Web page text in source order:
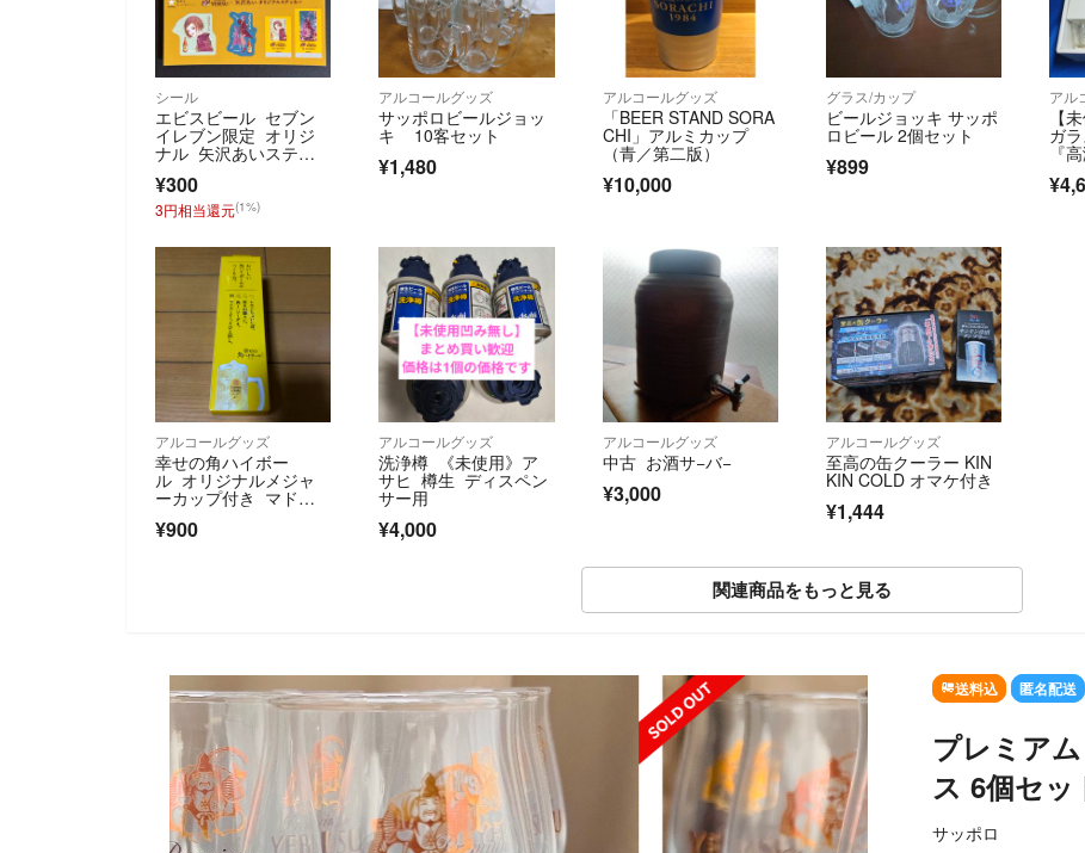
シール
エビスビール セブン
イレブン限定 オリジ
ナル 矢沢あいステッ
¥300
3円相当還元(1%)
アルコールグッズ
サッポロビールジョッ
キ 10客セット
¥1,480
アルコールグッズ
「BEER STAND SORA
CHI」アルミカップ
（青／第二版）
¥10,000
グラス/カップ
ビールジョッキ サッポ
ロビール 2個セット
¥899
アル
【
ガ
『
アルコールグッズ
幸せの角ハイボー
ル オリジナルメジャ
ーカップ付き マドラ
¥900
アルコールグッズ
洗浄樽 《未使用》ア
サヒ 樽生 ディスペン
サー用
¥4,000
アルコールグッズ
中古 お酒サ−バ−
¥3,000
アルコールグッズ
至高の缶クーラー KIN
KIN COLD オマケ付き
¥1,444
関連商品をもっと見る
SOLD OUT
SOLD OUT 送料込 匿名配送
プレミア
ス 6個セッ
サッポロ